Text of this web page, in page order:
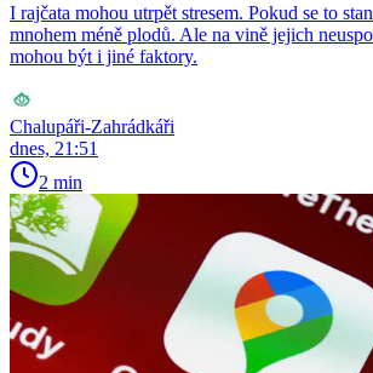
I rajčata mohou utrpět stresem. Pokud se to
mnohem méně plodů. Ale na vině jejich
mohou být i jiné faktory.
Chalupáři-Zahrádkáři
dnes, 21:51
2 min